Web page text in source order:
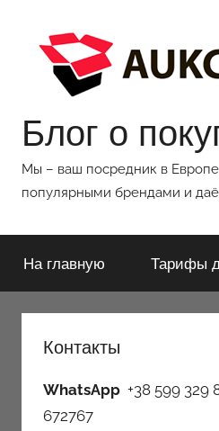
содержимому
Блог о
Мы – ваш посредник в
популярными брендами и
На главную Тарифы
Контакты
WhatsApp +38 599 329
672767